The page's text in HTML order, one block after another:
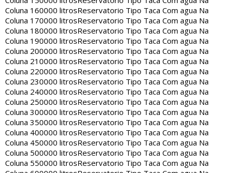
Coluna 160000 litrosReservatorio Tipo Taca Com agua Na
Coluna 170000 litrosReservatorio Tipo Taca Com agua Na
Coluna 180000 litrosReservatorio Tipo Taca Com agua Na
Coluna 190000 litrosReservatorio Tipo Taca Com agua Na
Coluna 200000 litrosReservatorio Tipo Taca Com agua Na
Coluna 210000 litrosReservatorio Tipo Taca Com agua Na
Coluna 220000 litrosReservatorio Tipo Taca Com agua Na
Coluna 230000 litrosReservatorio Tipo Taca Com agua Na
Coluna 240000 litrosReservatorio Tipo Taca Com agua Na
Coluna 250000 litrosReservatorio Tipo Taca Com agua Na
Coluna 300000 litrosReservatorio Tipo Taca Com agua Na
Coluna 350000 litrosReservatorio Tipo Taca Com agua Na
Coluna 400000 litrosReservatorio Tipo Taca Com agua Na
Coluna 450000 litrosReservatorio Tipo Taca Com agua Na
Coluna 500000 litrosReservatorio Tipo Taca Com agua Na
Coluna 550000 litrosReservatorio Tipo Taca Com agua Na